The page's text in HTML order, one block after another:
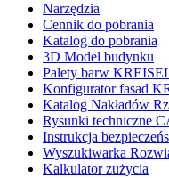
Narzędzia
Cennik do pobrania
Katalog do pobrania
3D Model budynku
Palety barw
Konfigurator fasad
Katalog Nakładów
Rysunki techniczne
Instrukcja
Wyszukiwarka
Kalkulator zużycia